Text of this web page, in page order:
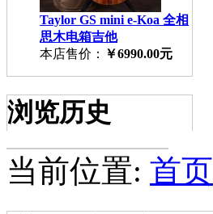
Taylor GS mini e-Koa 全相
思木电箱吉他
本店售价： ￥6990.00元
浏览历史
当前位置: 首页